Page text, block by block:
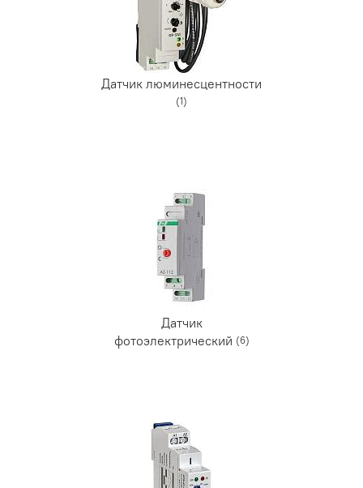
Датчик люминесцентности
(1)
Датчик
фотоэлектрический (6)